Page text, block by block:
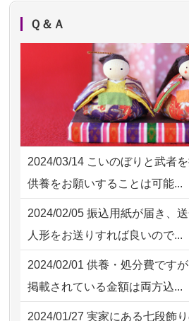
2026/08/01 11:07
2026/07/31 17:28 栃木県の方か
2026/07/31 12:32 東京都の方か
2026/07/31 10:29 京都市の方か
2026/07/31 08:41 埼玉県の方か
2026/07/30 22:27 墨田区の方か
2026/07/30 17:02 神奈川の方か
供養の内容（料金
も丁寧に説...
2026/07/18つい先日も利用させ
た。 手続...
2026/07/18 大切にしていたお
してくださ...
2026/07/15 子供の頃から可愛
の雛人形で...
2026/07/15 お客様の声を読み
ただけそう...
Ｑ＆Ａ
2024/03/14 こいのぼりと武者
供養をお願いすることは可能...
2024/02/05 振込用紙が届き、
人形をお送りすれば良いので...
2024/02/01 供養・処分費です
掲載されている金額は両方込...
2024/01/27 実家にある七段飾